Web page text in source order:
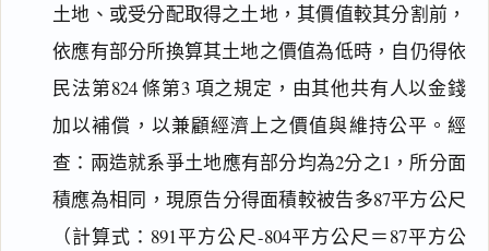
土地、或受分配取得之土地，其價值較其分割前，
依應有部分所換算其土地之價值為低時，自仍得依
民法第824 條第3 項之規定，由其他共有人以金錢
加以補償，以兼顧經濟上之價值與維持公平。經
查：兩造就系爭土地應有部分均為2分之1，所分面
積應為相同，現原告分得面積較被告多87平方公尺
（計算式：891平方公尺-804平方公尺＝87平方公